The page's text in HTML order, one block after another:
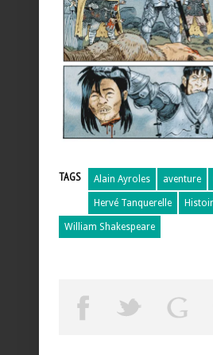
TAGS Alain Ayroles aventure
Hervé Tanquerelle
William Shakespeare